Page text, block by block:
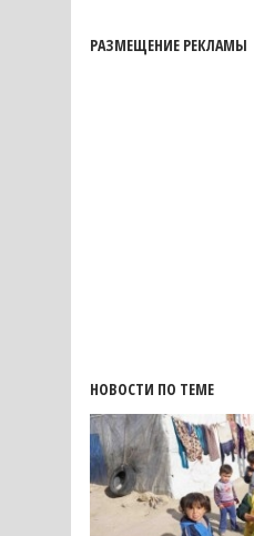
РАЗМЕЩЕНИЕ РЕКЛАМЫ
НОВОСТИ ПО ТЕМЕ